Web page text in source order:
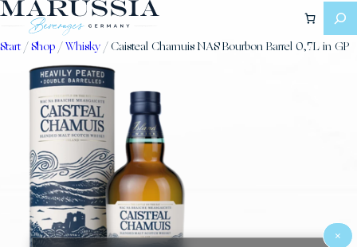
×
Zum
springen
Start/Shop/Whisky/ Caisteal Chamuis NAS Bourbon Barrel 0,7L in GP